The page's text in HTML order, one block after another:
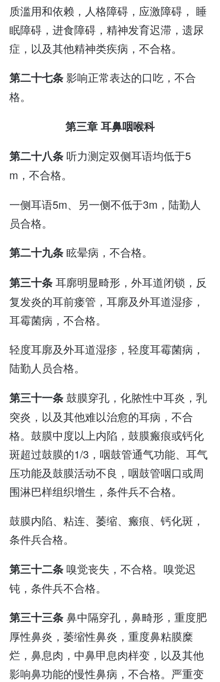
质滥用和依赖，人格障碍，应激障碍， 睡
眠障碍，进食障碍，精神发育迟滞，遗尿
症，以及其他精神类疾病，不合格。
第二十七条影响正常表达的口吃，不合
格。
第三章 耳鼻咽喉科
第二十八条 听力测定双侧耳语均低于5
m，不合格。
一侧耳语5m、另一侧不低于3m，陆勤人
员合格。
第二十九条 眩晕病，不合格。
第三十条耳廓明显畸形，外耳道闭锁，反
复发炎的耳前瘘管，耳廓及外耳道湿疹，
耳霉菌病，不合格。
轻度耳廓及外耳道湿疹，轻度耳霉菌病，
陆勤人员合格。
第三十一条鼓膜穿孔，化脓性中耳炎，乳
突炎，以及其他难以治愈的耳病，不合
格。鼓膜中度以上内陷，鼓膜瘢痕或钙化
斑超过鼓膜的1/3，咽鼓管通气功能、耳气
压功能及鼓膜活动不良，咽鼓管咽口或周
围淋巴样组织增生，条件兵不合格。
鼓膜内陷、粘连、萎缩、瘢痕、钙化斑，
条件兵合格。
第三十二条 嗅觉丧失，不合格。嗅觉迟
钝，条件兵不合格。
第三十三条鼻中隔穿孔，鼻畸形，重度肥
厚性鼻炎，萎缩性鼻炎，重度鼻粘膜糜
烂，鼻息肉，中鼻甲息肉样变，以及其他
影响鼻功能的慢性鼻病，不合格。严重变